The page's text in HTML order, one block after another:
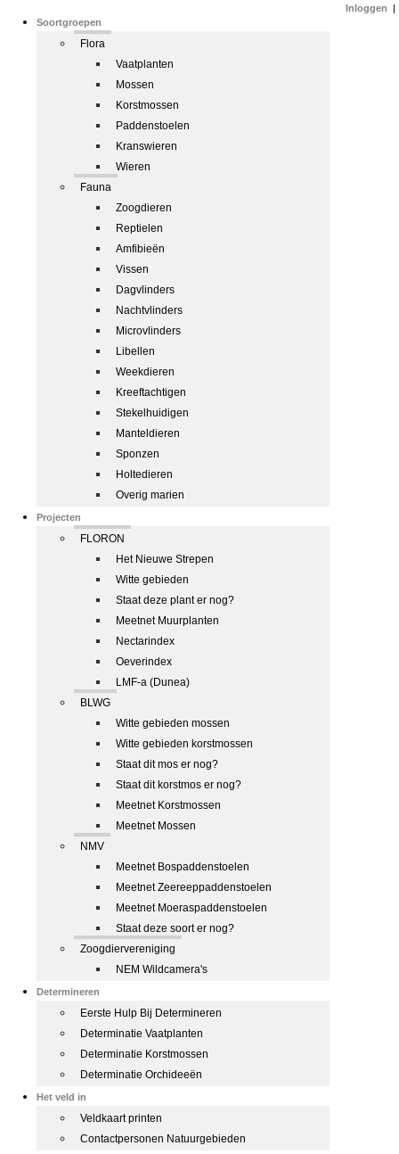
Soortgroepen
Flora
Vaatplanten
Mossen
Korstmossen
Paddenstoelen
Kranswieren
Wieren
Fauna
Zoogdieren
Reptielen
Amfibieën
Vissen
Dagvlinders
Nachtvlinders
Microvlinders
Libellen
Weekdieren
Kreeftachtigen
Stekelhuidigen
Manteldieren
Sponzen
Holtedieren
Overig marien
Projecten
FLORON
Het Nieuwe Strepen
Witte gebieden
Staat deze plant er nog?
Meetnet Muurplanten
Nectarindex
Oeverindex
LMF-a (Dunea)
BLWG
Witte gebieden mossen
Witte gebieden korstmossen
Staat dit mos er nog?
Staat dit korstmos er nog?
Meetnet Korstmossen
Meetnet Mossen
NMV
Meetnet Bospaddenstoelen
Meetnet Zeereeppaddenstoelen
Meetnet Moeraspaddenstoelen
Staat deze soort er nog?
Zoogdiervereniging
NEM Wildcamera's
Determineren
Eerste Hulp Bij Determineren
Determinatie Vaatplanten
Determinatie Korstmossen
Determinatie Orchideeën
Het veld in
Veldkaart printen
Contactpersonen Natuurgebieden
Inloggen |